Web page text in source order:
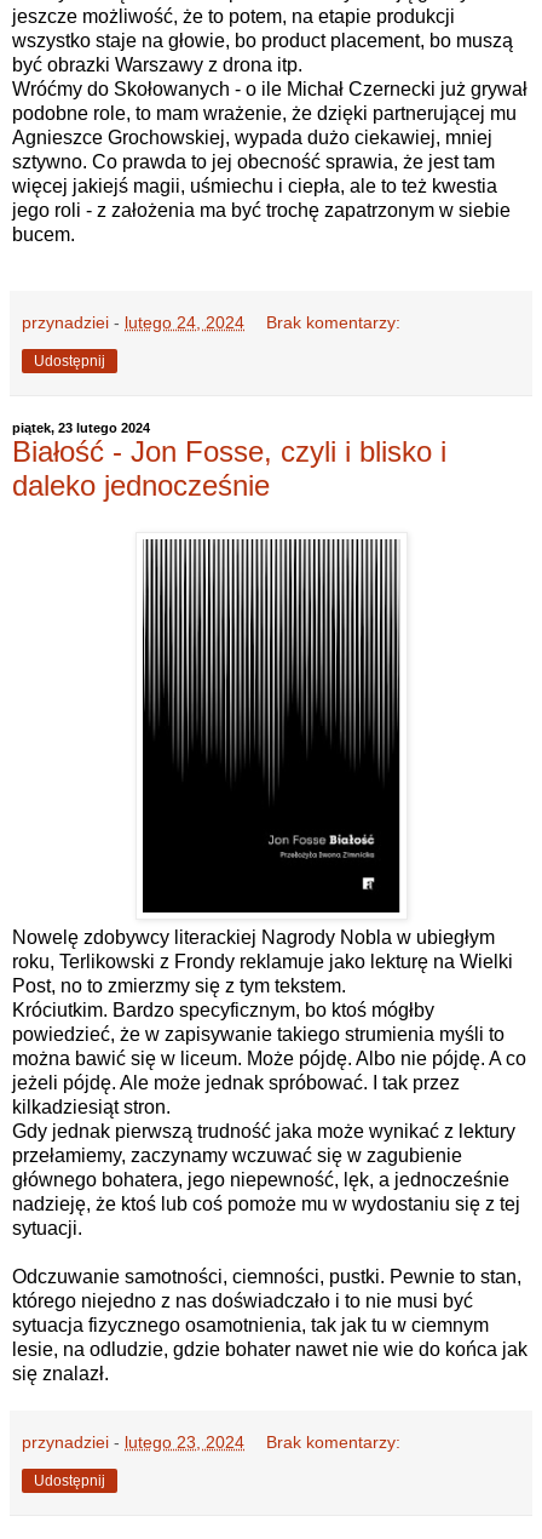
jeszcze możliwość, że to potem, na etapie produkcji
wszystko staje na głowie, bo product placement, bo muszą
być obrazki Warszawy z drona itp.
Wróćmy do Skołowanych - o ile Michał Czernecki już grywał
podobne role, to mam wrażenie, że dzięki partnerującej mu
Agnieszce Grochowskiej, wypada dużo ciekawiej, mniej
sztywno. Co prawda to jej obecność sprawia, że jest tam
więcej jakiejś magii, uśmiechu i ciepła, ale to też kwestia
jego roli - z założenia ma być trochę zapatrzonym w siebie
bucem.
przynadziei - lutego 24, 2024 Brak komentarzy:
Udostępnij
piątek, 23 lutego 2024
Białość - Jon Fosse, czyli i blisko i
daleko jednocześnie
Nowelę zdobywcy literackiej Nagrody Nobla w ubiegłym
roku, Terlikowski z Frondy reklamuje jako lekturę na Wielki
Post, no to zmierzmy się z tym tekstem.
Króciutkim. Bardzo specyficznym, bo ktoś mógłby
powiedzieć, że w zapisywanie takiego strumienia myśli to
można bawić się w liceum. Może pójdę. Albo nie pójdę. A co
jeżeli pójdę. Ale może jednak spróbować. I tak przez
kilkadziesiąt stron.
Gdy jednak pierwszą trudność jaka może wynikać z lektury
przełamiemy, zaczynamy wczuwać się w zagubienie
głównego bohatera, jego niepewność, lęk, a jednocześnie
nadzieję, że ktoś lub coś pomoże mu w wydostaniu się z tej
sytuacji.
Odczuwanie samotności, ciemności, pustki. Pewnie to stan,
którego niejedno z nas doświadczało i to nie musi być
sytuacja fizycznego osamotnienia, tak jak tu w ciemnym
lesie, na odludzie, gdzie bohater nawet nie wie do końca jak
się znalazł.
przynadziei - lutego 23, 2024 Brak komentarzy:
Udostępnij